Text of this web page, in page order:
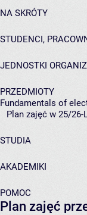
NA SKRÓTY
STUDENCI,
JEDNOSTKI
PRZEDMIOTY
Fundamentals of
Plan zajęć w 25/26-
STUDIA
AKADEMIKI
POMOC
Plan zajęć